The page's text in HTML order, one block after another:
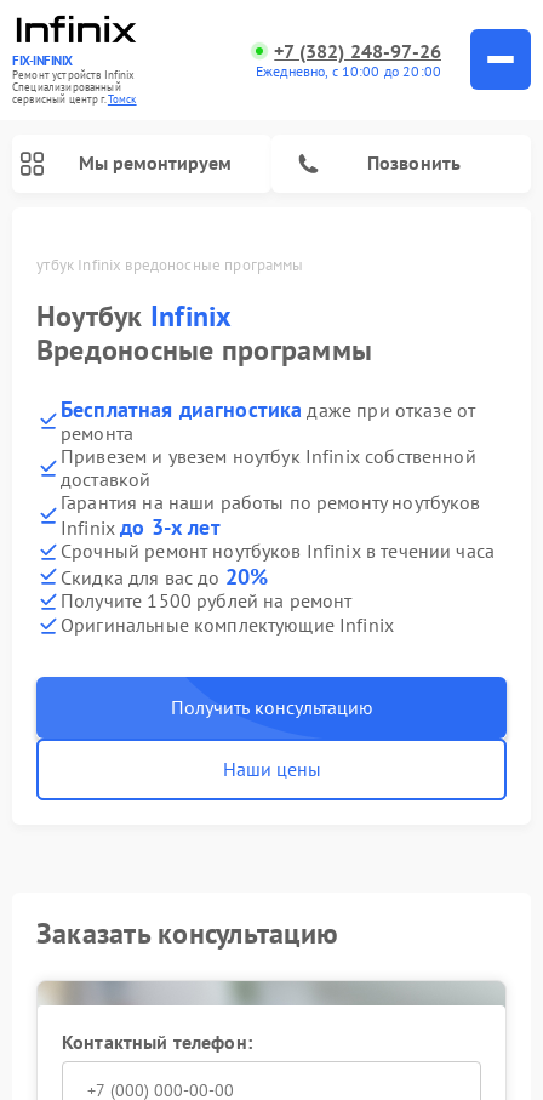
FIX-INFINIX
Ремонт устройств Infinix
Специализированный
cервисный центр г.Томск
+7 (382) 248-97-26
Ежедневно, с 10:00 до 20:00
Мы ремонтируем Позвонить
Ноутбук Infinix вредоносные программы
Ноутбук Infinix
Вредоносные программы
Бесплатная диагностика даже при отказе от
ремонта
Привезем и увезем ноутбук Infinix собственной
доставкой
Гарантия на наши работы по ремонту ноутбуков
Infinixдо 3-х лет
Срочный ремонт ноутбуков Infinix в течении часа
Скидка для вас до 20%
Получите 1500 рублей на ремонт
Оригинальные комплектующие Infinix
Получить консультацию
Наши цены
Заказать консультацию
Контактный телефон: